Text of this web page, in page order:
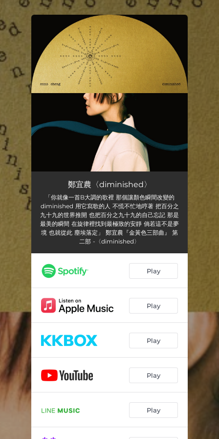
You're all set!
鄭宜農〈diminished〉
「你就像一首B大調的歌裡 那個讓顏色瞬間改變的
diminished 用它寫歌的人 不慌不忙地哼著 把百分之
九十九的世界推開 也把百分之九十九的自己忘記 那是
最美的瞬間 在旋律裡找到最極致的安靜 倘若這不是夢
境 也就從此 塵埃落定」 鄭宜農『金黃色三部曲』 第
二部 -〈diminished〉
Play
Play
Play
Play
Play